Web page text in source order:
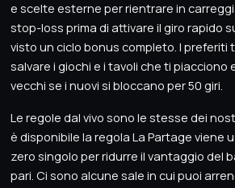
e scelte esterne per rientrare in
stop-loss prima di attivare il giro rapido
visto un ciclo bonus completo. I preferiti
salvare i giochi e i tavoli che ti piacciono
vecchi se i nuovi si bloccano per 50 giri.
Le regole dal vivo sono le stesse dei
è disponibile la regola La Partage viene
zero singolo per ridurre il vantaggio del
pari. Ci sono alcune sale in cui puoi